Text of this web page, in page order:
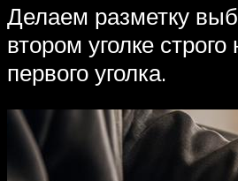
Делаем разметку
втором уголке
первого уголка.